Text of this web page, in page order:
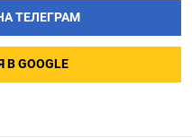
ТЕЛЕГРАМ
GOOGLE